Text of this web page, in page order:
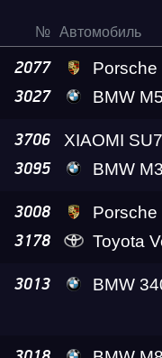
№ Автомобиль
2077
Porsche 911
3027 BMW M5
3706
3095 BMW M3
3008
Porsche 911 Turbo S
3178 Toyota Verossa
3013 BMW 340